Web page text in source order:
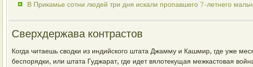
В Прикамье сотни людей три дня искали пропавшего 7-летнего
Сверхдержава контрастов
Когда читаешь сводки из индийского штата Джамму и Кашмир, где уже
беспорядки, или штата Гуджарат, где идет вялотекущая межкастовая